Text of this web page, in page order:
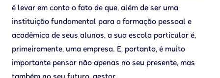
é levar em conta o fato de que, além de ser uma
instituição fundamental para a formação pessoal e
acadêmica de seus alunos, a sua escola particular é,
primeiramente, uma empresa. E, portanto, é muito
importante pensar não apenas no seu presente, mas